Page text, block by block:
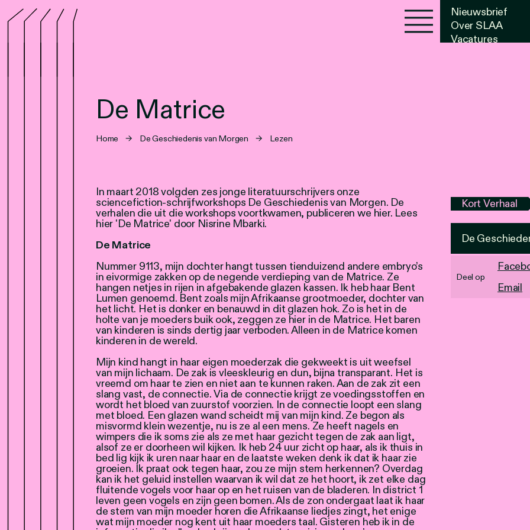
De Matrice
Home → De Geschiedenis van Morgen → Lezen
In maart 2018 volgden zes jonge literatuurschrijvers onze
sciencefiction-schrijfworkshops De Geschiedenis van Morgen. De
verhalen die uit die workshops voortkwamen, publiceren we hier. Lees
hier 'De Matrice' door Nisrine Mbarki.
De Matrice
Nummer 9113, mijn dochter hangt tussen tienduizend andere embryo’s
in eivormige zakken op de negende verdieping van de Matrice. Ze
hangen netjes in rijen in afgebakende glazen kassen. Ik heb haar Bent
Lumen genoemd. Bent zoals mijn Afrikaanse grootmoeder, dochter van
het licht. Het is donker en benauwd in dit glazen hok. Zo is het in de
holte van je moeders buik ook, zeggen ze hier in de Matrice. Het baren
van kinderen is sinds dertig jaar verboden. Alleen in de Matrice komen
kinderen in de wereld.
Mijn kind hangt in haar eigen moederzak die gekweekt is uit weefsel
van mijn lichaam. De zak is vleeskleurig en dun, bijna transparant. Het is
vreemd om haar te zien en niet aan te kunnen raken. Aan de zak zit een
slang vast, de connectie. Via de connectie krijgt ze voedingsstoffen en
wordt het bloed van zuurstof voorzien. In de connectie loopt een slang
met bloed. Een glazen wand scheidt mij van mijn kind. Ze begon als
misvormd klein wezentje, nu is ze al een mens. Ze heeft nagels en
wimpers die ik soms zie als ze met haar gezicht tegen de zak aan ligt,
alsof ze er doorheen wil kijken. Ik heb 24 uur zicht op haar, als ik thuis in
bed lig kijk ik uren naar haar en de laatste weken denk ik dat ik haar zie
groeien. Ik praat ook tegen haar, zou ze mijn stem herkennen? Overdag
kan ik het geluid instellen waarvan ik wil dat ze het hoort, ik zet elke dag
fluitende vogels voor haar op en het ruisen van de bladeren. In district 1
leven geen vogels en zijn geen bomen. Als de zon ondergaat laat ik haar
de stem van mijn moeder horen die Afrikaanse liedjes zingt, het enige
wat mijn moeder nog kent uit haar moeders taal. Gisteren heb ik in de
Kort Verhaal
De
Deel op
Email
Nieuwsbrief
Over SLAA
Vacatures